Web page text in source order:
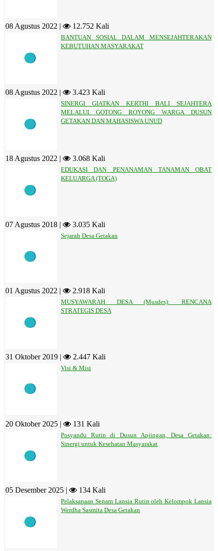
08 Agustus 2022 | 12.752 Kali
BANTUAN SOSIAL DALAM MENSEJAHTERAKAN
KEBUTUHAN MASYARAKAT
08 Agustus 2022 | 3.423 Kali
SINERGI GIATKAN KERTHI BALI SEJAHTERA
MELALUI GOTONG ROYONG WARGA DUSUN
GETAKAN DAN MAHASISWA UNUD
18 Agustus 2022 | 3.068 Kali
EDUKASI DAN PENANAMAN TANAMAN OBAT
KELUARGA (TOGA)
07 Agustus 2018 | 3.035 Kali
Sejarah Desa Getakan
01 Agustus 2022 | 2.918 Kali
MUSYAWARAH DESA (Musdes): RENCANA
STRATEGIS DESA
31 Oktober 2019 | 2.447 Kali
Visi & Misi
20 Oktober 2025 | 131 Kali
Posyandu Rutin di Dusun Anjingan, Desa Getakan:
Sinergi untuk Kesehatan Masyarakat
05 Desember 2025 | 134 Kali
Pelaksanaan Senam Lansia Rutin oleh Kelompok Lansia
Werdha Sasmita Desa Getakan